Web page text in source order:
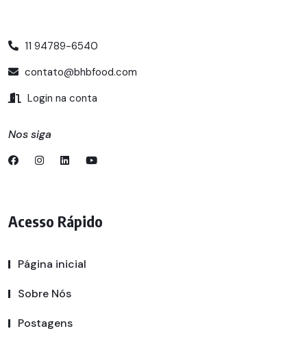
11 94789-6540
contato@bhbfood.com
Login na conta
Nos siga
Acesso Rápido
Página inicial
Sobre Nós
Postagens